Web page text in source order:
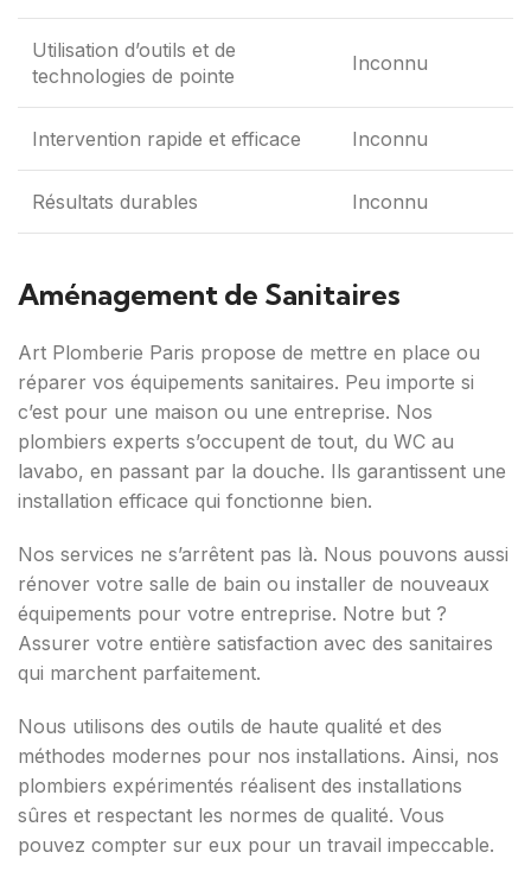
Utilisation d’outils et de
technologies de pointe
Inconnu
Intervention rapide et efficace Inconnu
Résultats durables Inconnu
Aménagement de Sanitaires
Art Plomberie Paris propose de mettre en place ou
réparer vos équipements sanitaires. Peu importe si
c’est pour une maison ou une entreprise. Nos
plombiers experts s’occupent de tout, du WC au
lavabo, en passant par la douche. Ils garantissent une
installation efficace qui fonctionne bien.
Nos services ne s’arrêtent pas là. Nous pouvons aussi
rénover votre salle de bain ou installer de nouveaux
équipements pour votre entreprise. Notre but ?
Assurer votre entière satisfaction avec des sanitaires
qui marchent parfaitement.
Nous utilisons des outils de haute qualité et des
méthodes modernes pour nos installations. Ainsi, nos
plombiers expérimentés réalisent des installations
sûres et respectant les normes de qualité. Vous
pouvez compter sur eux pour un travail impeccable.